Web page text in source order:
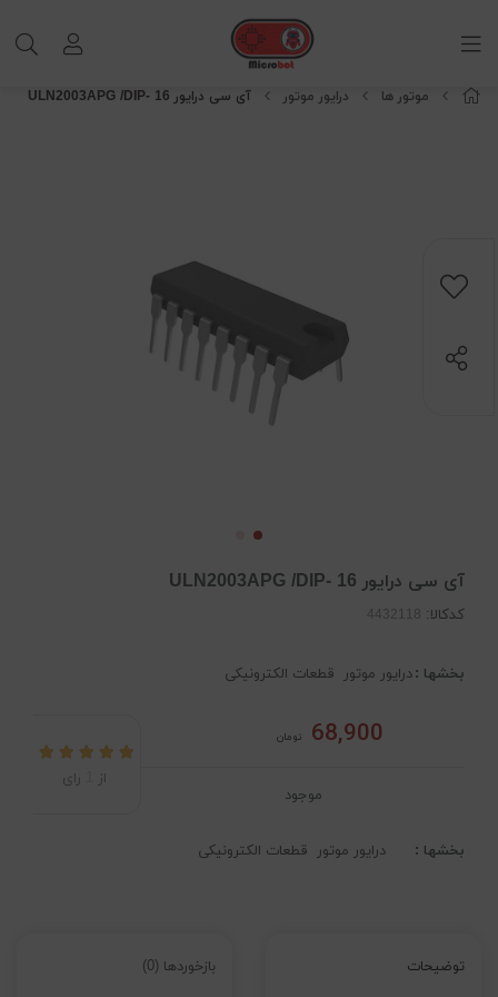
موتور ها درایور موتور آی سی درایور ULN2003APG /DIP- 16
آی سی درایور ULN2003APG /DIP- 16
کدکالا:
بخشها :درایور موتور قطعات الکترونیکی
68,900 تومان
موجود
از رای
بخشها : درایور موتور قطعات الکترونیکی
توضیحات بازخوردها (0)